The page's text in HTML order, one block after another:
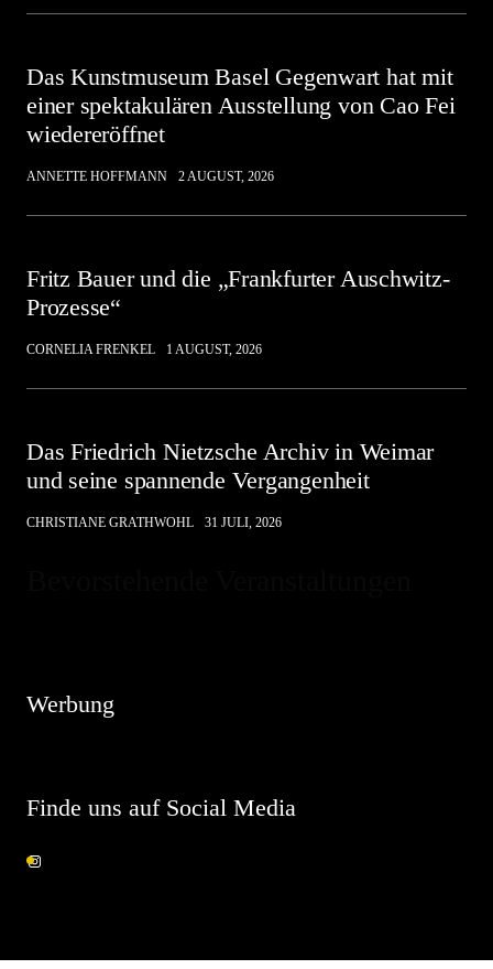
Das Kunstmuseum Basel Gegenwart hat mit
einer spektakulären Ausstellung von Cao Fei
wiedereröffnet
ANNETTE HOFFMANN 2 AUGUST, 2026
Fritz Bauer und die „Frankfurter Auschwitz-
Prozesse“
CORNELIA FRENKEL 1 AUGUST, 2026
Das Friedrich Nietzsche Archiv in Weimar
und seine spannende Vergangenheit
CHRISTIANE GRATHWOHL 31 JULI, 2026
Werbung
Finde uns auf Social Media